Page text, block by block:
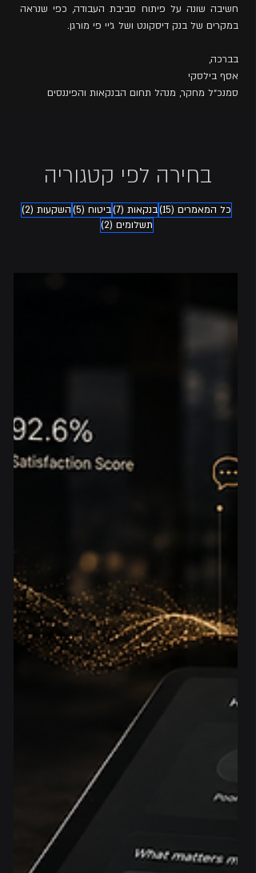
חשיבה שונה על פיתוח סביבת העבודה, כפי שנראה
במקרים של בנק דיסקונט ושל ג׳יי פי מורגן.
בברכה,
אסף בילסקי
סמנכ״ל מחקר, מנהל תחום הבנקאות והפיננסים
בחירה לפי קטגוריה
כל המאמרים (15) 15 פוסטיםבנקאות (7) 7 פוסטיםביטוח (5) 5 פוסטיםהשקעות (2)
2 פוסטים
תשלומים (2) 2 פוסטים